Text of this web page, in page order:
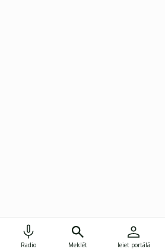
Radio Meklēt Ieiet portālā